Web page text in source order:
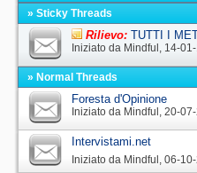
» Sticky Threads
Rilievo: TUTTI I
Iniziato da Mindful‎, 14-
» Normal Threads
Foresta d'Opinione
Iniziato da Mindful‎, 20-
Intervistami.net
Iniziato da Mindful‎, 06-